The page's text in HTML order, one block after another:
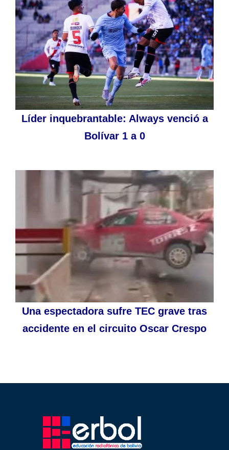
Líder inquebrantable: Always venció a
Bolívar 1 a 0
Una espectadora sufre TEC grave tras
accidente en el circuito Oscar Crespo